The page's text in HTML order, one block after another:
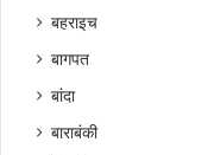
बहराइच
बागपत
बांदा
बाराबंकी